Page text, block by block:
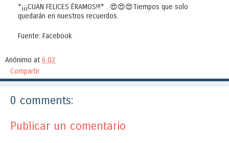
*¡¡¡CUAN FELICES ÉRAMOS!!!* . 😍😍😍Tiempos que solo
quedarán en nuestros recuerdos.
Fuente: Facebook
Anónimo at 6:02
Compartir
0 comments:
Publicar un comentario